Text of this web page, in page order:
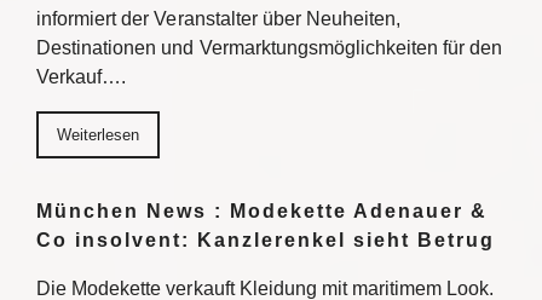
informiert der Veranstalter über Neuheiten,
Destinationen und Vermarktungsmöglichkeiten für den
Verkauf….
Weiterlesen
München News : Modekette Adenauer &
Co insolvent: Kanzlerenkel sieht Betrug
Die Modekette verkauft Kleidung mit maritimem Look.